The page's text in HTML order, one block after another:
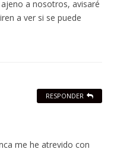
a nosotros, avisaré
a ver si se puede
me he atrevido con
RESPONDER